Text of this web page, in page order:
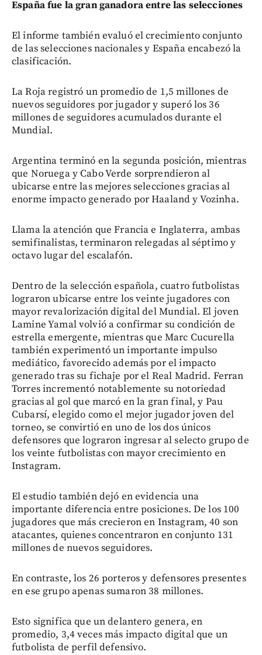
España fue la gran ganadora entre las selecciones
El informe también evaluó el crecimiento conjunto
de las selecciones nacionales y España encabezó la
clasificación.
La Roja registró un promedio de 1,5 millones de
nuevos seguidores por jugador y superó los 36
millones de seguidores acumulados durante el
Mundial.
Argentina terminó en la segunda posición, mientras
que Noruega y Cabo Verde sorprendieron al
ubicarse entre las mejores selecciones gracias al
enorme impacto generado por Haaland y Vozinha.
Llama la atención que Francia e Inglaterra, ambas
semifinalistas, terminaron relegadas al séptimo y
octavo lugar del escalafón.
Dentro de la selección española, cuatro futbolistas
lograron ubicarse entre los veinte jugadores con
mayor revalorización digital del Mundial. El joven
Lamine Yamal volvió a confirmar su condición de
estrella emergente, mientras que Marc Cucurella
también experimentó un importante impulso
mediático, favorecido además por el impacto
generado tras su fichaje por el Real Madrid. Ferran
Torres incrementó notablemente su notoriedad
gracias al gol que marcó en la gran final, y Pau
Cubarsí, elegido como el mejor jugador joven del
torneo, se convirtió en uno de los dos únicos
defensores que lograron ingresar al selecto grupo de
los veinte futbolistas con mayor crecimiento en
Instagram.
El estudio también dejó en evidencia una
importante diferencia entre posiciones. De los 100
jugadores que más crecieron en Instagram, 40 son
atacantes, quienes concentraron en conjunto 131
millones de nuevos seguidores.
En contraste, los 26 porteros y defensores presentes
en ese grupo apenas sumaron 38 millones.
Esto significa que un delantero genera, en
promedio, 3,4 veces más impacto digital que un
futbolista de perfil defensivo.